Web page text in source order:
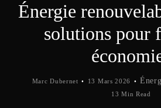
Énergie
solutions pour
Marc Dubernet 13 Mars 2026
13 Min Read